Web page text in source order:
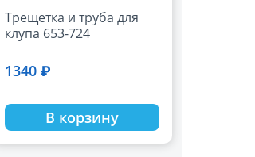
Трещетка и труба для
клупа 653-724
1340 ₽
В корзину